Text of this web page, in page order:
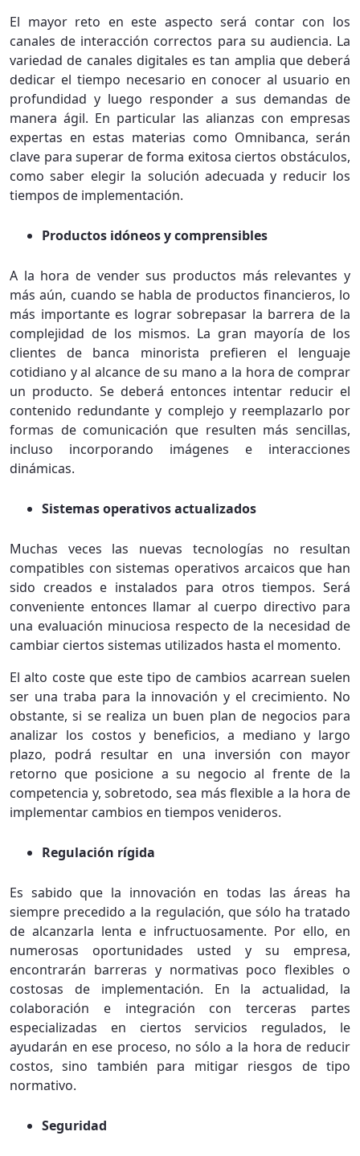
El mayor reto en este aspecto será contar con los
canales de interacción correctos para su audiencia. La
variedad de canales digitales es tan amplia que deberá
dedicar el tiempo necesario en conocer al usuario en
profundidad y luego responder a sus demandas de
manera ágil. En particular las alianzas con empresas
expertas en estas materias como Omnibanca, serán
clave para superar de forma exitosa ciertos obstáculos,
como saber elegir la solución adecuada y reducir los
tiempos de implementación.
Productos idóneos y comprensibles
A la hora de vender sus productos más relevantes y
más aún, cuando se habla de productos financieros, lo
más importante es lograr sobrepasar la barrera de la
complejidad de los mismos. La gran mayoría de los
clientes de banca minorista prefieren el lenguaje
cotidiano y al alcance de su mano a la hora de comprar
un producto. Se deberá entonces intentar reducir el
contenido redundante y complejo y reemplazarlo por
formas de comunicación que resulten más sencillas,
incluso incorporando imágenes e interacciones
dinámicas.
Sistemas operativos actualizados
Muchas veces las nuevas tecnologías no resultan
compatibles con sistemas operativos arcaicos que han
sido creados e instalados para otros tiempos. Será
conveniente entonces llamar al cuerpo directivo para
una evaluación minuciosa respecto de la necesidad de
cambiar ciertos sistemas utilizados hasta el momento.
El alto coste que este tipo de cambios acarrean suelen
ser una traba para la innovación y el crecimiento. No
obstante, si se realiza un buen plan de negocios para
analizar los costos y beneficios, a mediano y largo
plazo, podrá resultar en una inversión con mayor
retorno que posicione a su negocio al frente de la
competencia y, sobretodo, sea más flexible a la hora de
implementar cambios en tiempos venideros.
Regulación rígida
Es sabido que la innovación en todas las áreas ha
siempre precedido a la regulación, que sólo ha tratado
de alcanzarla lenta e infructuosamente. Por ello, en
numerosas oportunidades usted y su empresa,
encontrarán barreras y normativas poco flexibles o
costosas de implementación. En la actualidad, la
colaboración e integración con terceras partes
especializadas en ciertos servicios regulados, le
ayudarán en ese proceso, no sólo a la hora de reducir
costos, sino también para mitigar riesgos de tipo
normativo.
Seguridad